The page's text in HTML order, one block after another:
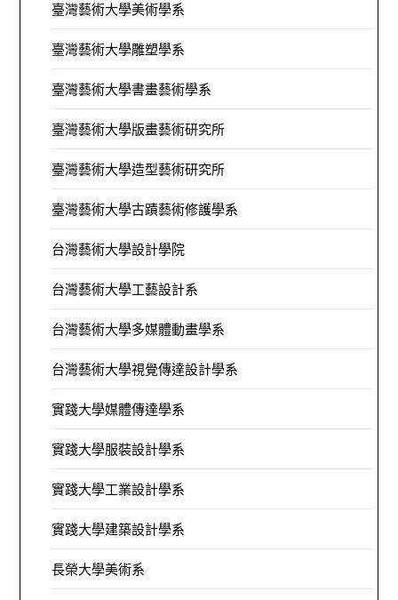
臺灣藝術大學美術學系
臺灣藝術大學雕塑學系
臺灣藝術大學書畫藝術學系
臺灣藝術大學版畫藝術研究所
臺灣藝術大學造型藝術研究所
臺灣藝術大學古蹟藝術修護學系
台灣藝術大學設計學院
台灣藝術大學工藝設計系
台灣藝術大學多媒體動畫學系
台灣藝術大學視覺傳達設計學系
實踐大學媒體傳達學系
實踐大學服裝設計學系
實踐大學工業設計學系
實踐大學建築設計學系
長榮大學美術系